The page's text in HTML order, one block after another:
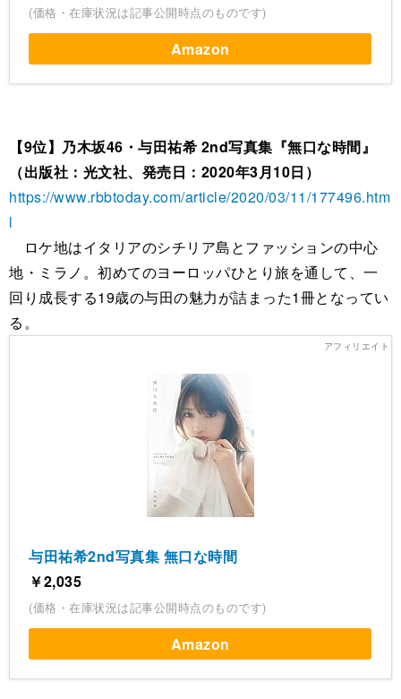
(価格・在庫状況は記事公開時点のものです)
Amazon
【9位】乃木坂46・与田祐希 2nd写真集『無口な時間』
（出版社：光文社、発売日：2020年3月10日）
https://www.rbbtoday.com/article/2020/03/11/177496.htm
l
ロケ地はイタリアのシチリア島とファッションの中心
地・ミラノ。初めてのヨーロッパひとり旅を通して、一
回り成長する19歳の与田の魅力が詰まった1冊となってい
る。
与田祐希2nd写真集 無口な時間
￥2,035
(価格・在庫状況は記事公開時点のものです)
Amazon